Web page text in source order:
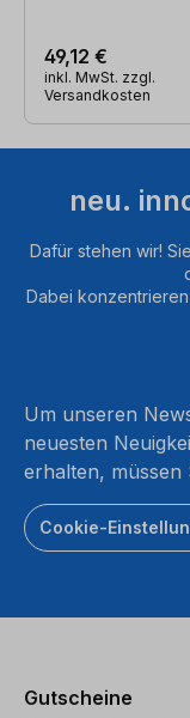
49,12 €
inkl. MwSt. zzgl.
Versandkosten
neu.
Dafür stehen wir!
Dabei konzentrieren
Um unseren
neuesten
erhalten, müssen
Cookie-
Gutscheine